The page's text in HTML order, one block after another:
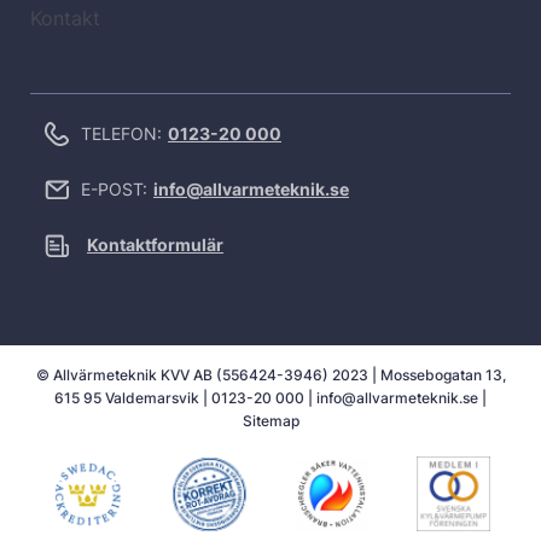
Kontakt
TELEFON: 0123-20 000
E-POST: info@allvarmeteknik.se
Kontaktformulär
© Allvärmeteknik KVV AB (556424-3946) 2023 | Mossebogatan 13,
615 95 Valdemarsvik | 0123-20 000 info@allvarmeteknik.se
Sitemap